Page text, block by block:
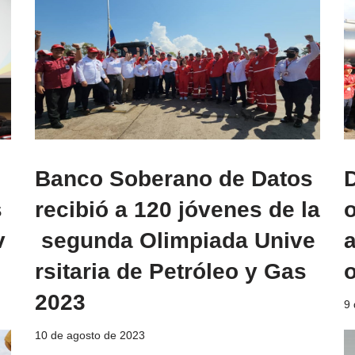
Banco Soberano de Datos
recibió a 120 jóvenes de la
segunda Olimpiada Unive
rsitaria de Petróleo y Gas
2023
10 de agosto de 2023
9